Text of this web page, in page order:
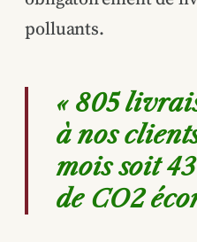
polluants.
« 805
à nos
mois soit
de CO2